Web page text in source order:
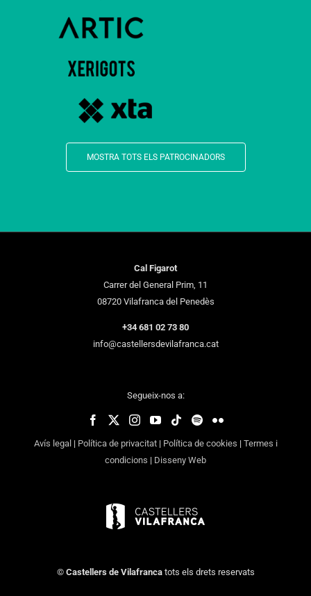
MOSTRA TOTS ELS PATROCINADORS
Cal Figarot
Carrer del General Prim, 11
08720 Vilafranca del Penedès
+34 681 02 73 80
info@castellersdevilafranca.cat
Segueix-nos a:
Avís legal| Política de privacitat| Política de cookies | Termes i
condicions | Disseny Web
© Castellers de Vilafrancatots els drets reservats